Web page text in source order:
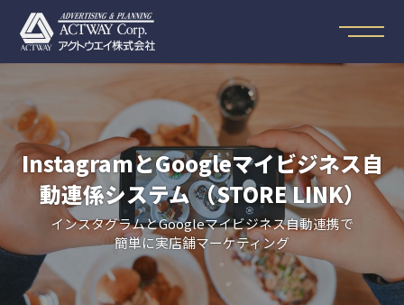
InstagramとGoogleマイビジネス自
動連係システム （STORE LINK）
インスタグラムとGoogleマイビジネス自動連携で
簡単に実店舗マーケティング